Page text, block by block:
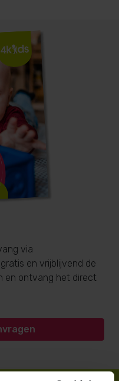
via
en vrijblijvend de
en ontvang het direct